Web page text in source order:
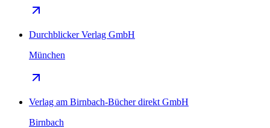
Durchblicker Verlag GmbH
München
Verlag am Birnbach-Bücher direkt GmbH
Birnbach